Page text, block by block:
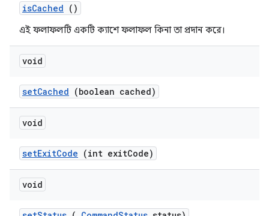
isCached ()
এই ফলাফলটি একটি ক্যাশে ফলাফল কিনা তা প্রদান করে।
void
setCached (boolean cached)
void
setExitCode (int exitCode)
void